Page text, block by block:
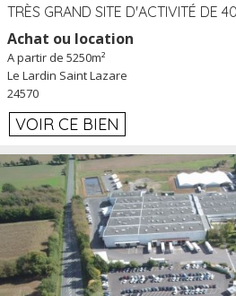
Achat ou location
A partir de 5250m²
Le Lardin Saint Lazare
24570
VOIR CE BIEN